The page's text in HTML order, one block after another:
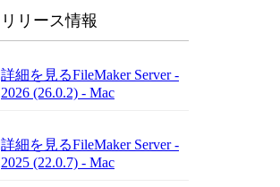
リリース情報
詳細を見るFileMaker Server -
2026 (26.0.2) - Mac
詳細を見るFileMaker Server -
2025 (22.0.7) - Mac